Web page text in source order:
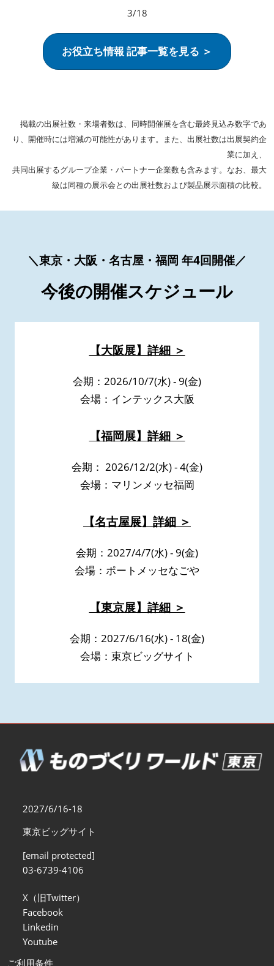
3/18
お役立ち情報 記事一覧を見る ＞
掲載の出展社数・来場者数は、同時開催展を含む最終見込み数字であ
り、開催時には増減の可能性があります。また、出展社数は出展契約企
業に加え、
共同出展するグループ企業・パートナー企業数も含みます。なお、最大
級は同種の展示会との出展社数および製品展示面積の比較。
＼東京・大阪・名古屋・福岡 年4回開催／
今後の開催スケジュール
【大阪展】詳細 ＞
会期：2026/10/7(水) - 9(金)
会場：インテックス大阪
【福岡展】詳細 ＞
会期： 2026/12/2(水) - 4(金)
会場：マリンメッセ福岡
【名古屋展】詳細 ＞
会期：2027/4/7(水) - 9(金)
会場：ポートメッセなごや
【東京展】詳細 ＞
会期：2027/6/16(水) - 18(金)
会場：東京ビッグサイト
2027/6/16-18
東京ビッグサイト
[email protected]
03-6739-4106
X（旧Twitter）
Facebook
Linkedin
Youtube
ご利用条件